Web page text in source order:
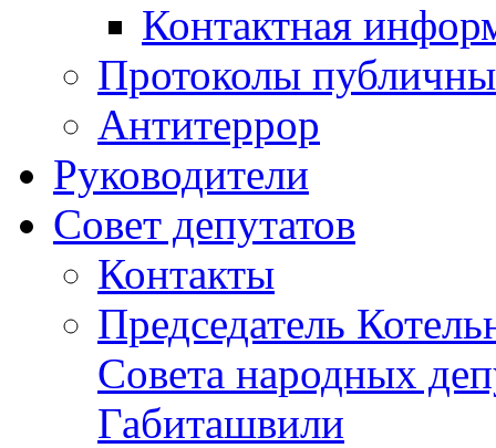
Контактная
Протоколы
Антитеррор
Руководители
Совет депутатов
Контакты
Председатель
Совета народных
Габиташвили